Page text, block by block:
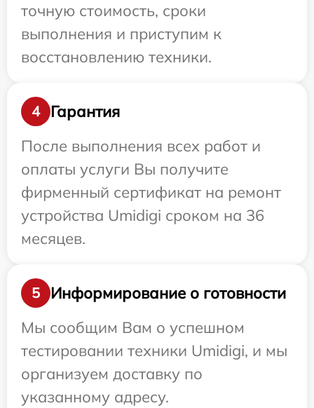
точную стоимость, сроки
выполнения и приступим к
восстановлению техники.
4
Гарантия
После выполнения всех работ и
оплаты услуги Вы получите
фирменный сертификат на ремонт
устройства Umidigi сроком на 36
месяцев.
5
Информирование о готовности
Мы сообщим Вам о успешном
тестировании техники Umidigi, и мы
организуем доставку по
указанному адресу.